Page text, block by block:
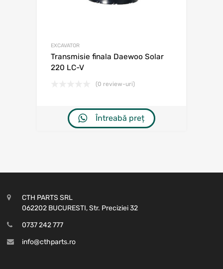
EXCAVATOR
Transmisie finala Daewoo Solar
220 LC-V
(0 review-uri)
Întreabă preț
CTH PARTS SRL
062202 BUCURESTI, Str. Preciziei 32
0737 242 777
info@cthparts.ro